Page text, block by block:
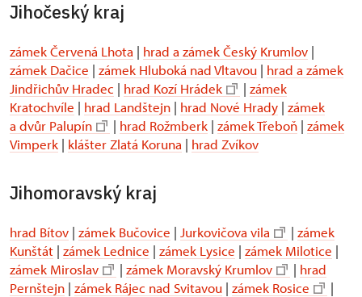
Jihočeský kraj
zámek Červená Lhota | hrad a zámek Český Krumlov |
zámek Dačice | zámek Hluboká nad Vltavou | hrad a zámek
Jindřichův Hradec | hrad Kozí Hrádek | zámek
Kratochvíle | hrad Landštejn | hrad Nové Hrady | zámek
a dvůr Palupín
| hrad Rožmberk | zámek Třeboň | zámek
Vimperk | klášter Zlatá Koruna | hrad Zvíkov
Jihomoravský kraj
hrad Bítov | zámek Bučovice | Jurkovičova vila | zámek
Kunštát | zámek Lednice | zámek Lysice | zámek Milotice |
zámek Miroslav
| zámek Moravský Krumlov | hrad
Pernštejn | zámek Rájec nad Svitavou | zámek Rosice |